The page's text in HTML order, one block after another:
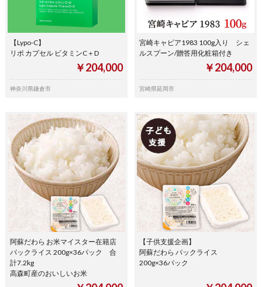
【Lypo-C】
リポ カプセル ビタミンC＋D
￥204,000
神奈川県鎌倉市
宮崎キャビア1983 100g入り シェ
ルスプーン/贈答用化粧箱付き
￥204,000
宮崎県延岡市
阿蘇だわら お米マイスター在籍店
パックライス 200g×36パック 合
計7.2kg
高森町産のおいしいお米
【子供支援企画】
阿蘇だわら パックライス
200g×36パック